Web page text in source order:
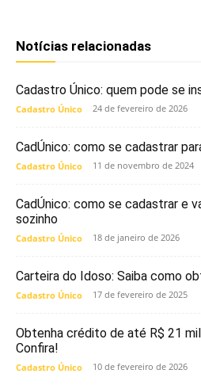
Notícias relacionadas
Cadastro Único: quem pode se
Cadastro Único 24 de fevereiro de 2026
CadÚnico: como se cadastrar
Cadastro Único 11 de novembro de 2024
CadÚnico: como se cadastrar e
sozinho
Cadastro Único 18 de janeiro de 2026
Carteira do Idoso: Saiba como
Cadastro Único 17 de fevereiro de 2025
Obtenha crédito de até R$ 21
Confira!
Cadastro Único 10 de fevereiro de 2026